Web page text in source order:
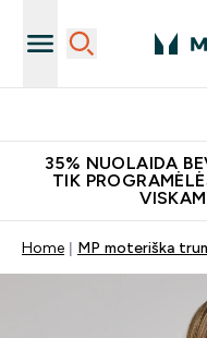
35% NUOLAIDA
TIK
Home MP moteriška